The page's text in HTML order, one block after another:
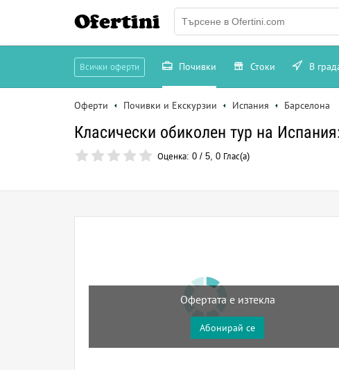
Ofertini
Всички оферти Почивки Стоки В
Оферти Почивки и Екскурзии Испания Барселона
Класически обиколен тур на
Оценка: 0 / 5, 0 Глас(а)
Офертата е изтекла
Абонирай се